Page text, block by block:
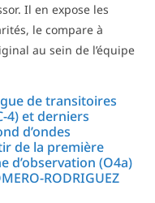
Il en expose les
le compare à
au sein de l’équipe
de transitoires
4) et derniers
d’ondes
de la première
d’observation (O4a)
RODRIGUEZ